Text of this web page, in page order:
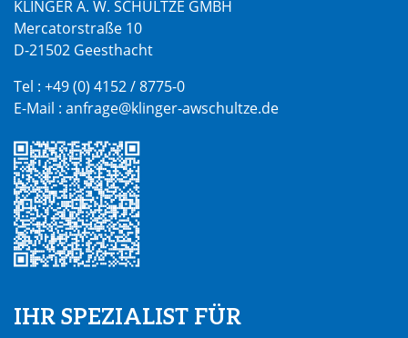
KLINGER A. W. SCHULTZE GMBH
Mercatorstraße 10
D-21502 Geesthacht
Tel : +49 (0) 4152 / 8775-0
E-Mail : anfrage@klinger-awschultze.de
IHR SPEZIALIST FÜR